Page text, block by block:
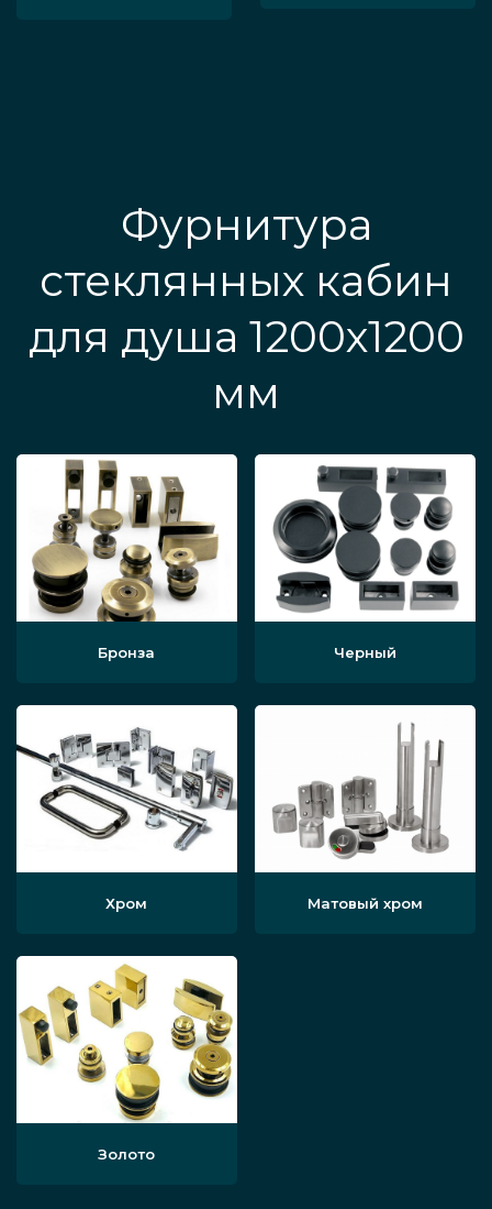
Фурнитура
стеклянных кабин
для душа 1200х1200
мм
Бронза Черный
Хром Матовый хром
Золото